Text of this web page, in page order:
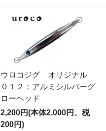
ウロコジグ オリジナル
０１２：アルミシルバーグ
ローヘッド
2,200円(本体2,000円、税
200円)